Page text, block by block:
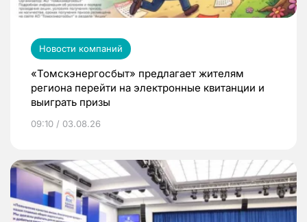
Новости компаний
«Томскэнергосбыт» предлагает жителям
региона перейти на электронные квитанции и
выиграть призы
09:10 / 03.08.26